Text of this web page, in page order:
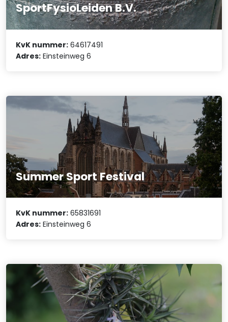
SportFysioLeiden B.V.
KvK nummer: 64617491
Adres: Einsteinweg 6
Summer Sport Festival
KvK nummer: 65831691
Adres: Einsteinweg 6